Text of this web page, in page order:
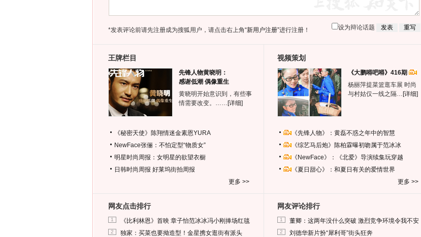
*发表评论前请先注册成为搜狐用户，请点击右上角“新用户注册”进行注册！ 设为辩论话题
王牌栏目
先锋人物黄晓明：
感谢低潮 偶像重生
黄晓明开始意识到，有些事
情需要改变。…… [详细]
《秘密天使》陈翔情迷金素恩YURA
NewFace张俪：不怕定型“物质女”
明星时尚周报：女明星的欲望衣橱
日韩时尚周报 好莱坞街拍周报
更多 >>
视频策划
《大鹏嘚吧嘚》416期
杨丽萍提菜篮逛车展 时尚
与村姑仅一线之隔… [详细]
《先锋人物》：黄磊不惑之年中的智慧
《综艺马后炮》陈柏霖曝初吻属于范冰冰
《NewFace》：《北爱》导演续集玩穿越
《夏日甜心》：和夏日有关的爱情世界
更多 >>
网友点击排行
1 《比利林恩》首映 章子怡范冰冰冯小刚捧场红毯
2 独家：买菜也要拗造型！金星携女逛街有派头
网友评论排行
1 董卿：这两年没什么突破 激烈竞争环境令我不安
2 刘德华新片扮“犀利哥”街头狂奔